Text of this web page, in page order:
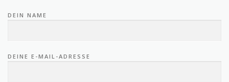
DEIN NAME
DEINE E-MAIL-ADRESSE